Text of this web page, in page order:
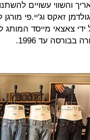
והשווי עשויים
זאקס וג'יי.פי
צאצאי מייסד המותג